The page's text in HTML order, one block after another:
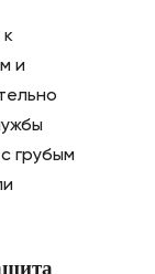
и
грубым